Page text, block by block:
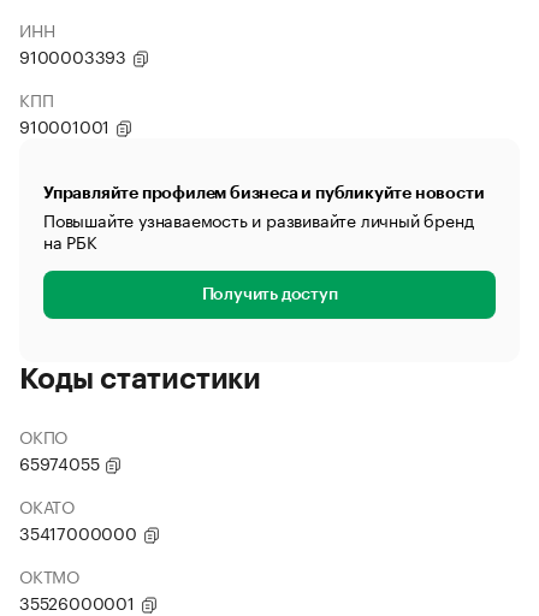
ИНН
9100003393
КПП
910001001
Управляйте профилем бизнеса и публикуйте новости
Повышайте узнаваемость и развивайте личный бренд
на РБК
Получить доступ
Коды статистики
ОКПО
65974055
ОКАТО
35417000000
ОКТМО
35526000001